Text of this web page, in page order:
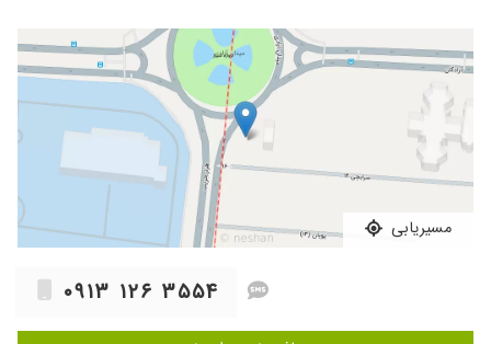
و تشکر بسیار از زحمات ایشون خدا حفظشون کنه
مادرم انسداد روده داشتند بهصورت اورژانسی دکتر
عمل شون کردند. طی یک ساعت عمل کاملا روده رو
بررسی کردند. دکتر فرز و زرنگی هستند. بنظرم
کارشون عالیه. مادرم الان کاملا حالشون خوبه.از دکتر
۱۴۰۴/۱۲/۱۷
دکتر با اخلاق و صبور خوش بر خورد و با تجربه ای
با توجه به شرایط اورژانسی که داشتم خیلی زود ۱۴۰۴/۰۹/۱۵
درود بر آقای دکتر عزیز مادرم یک جراحی حساسی
۱۴۰۵/۰۲/۰۱
مسیریابی
۰۹۱۳ ۱۲۶ ۳۵۵۴